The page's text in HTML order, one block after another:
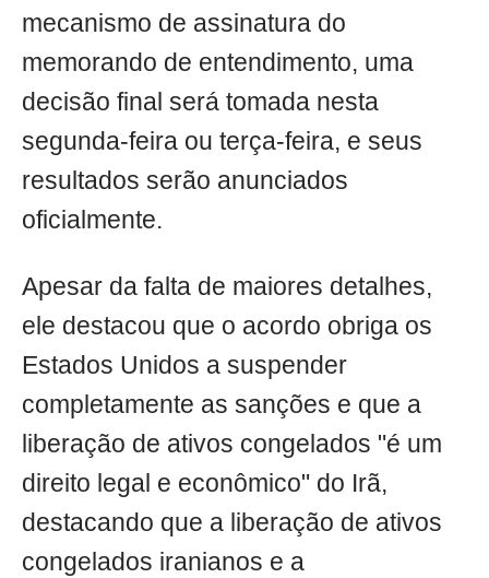
mecanismo de assinatura do
memorando de entendimento, uma
decisão final será tomada nesta
segunda-feira ou terça-feira, e seus
resultados serão anunciados
oficialmente.
Apesar da falta de maiores detalhes,
ele destacou que o acordo obriga os
Estados Unidos a suspender
completamente as sanções e que a
liberação de ativos congelados "é um
direito legal e econômico" do Irã,
destacando que a liberação de ativos
congelados iranianos e a